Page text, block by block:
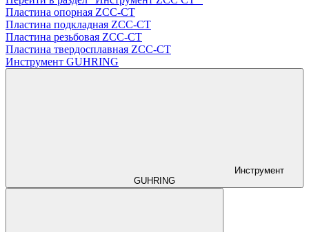
Пластина опорная ZCC-CT
Пластина подкладная ZCC-CT
Пластина резьбовая ZCC-CT
Пластина твердосплавная ZCC-CT
Инструмент GUHRING
Инструмент
GUHRING